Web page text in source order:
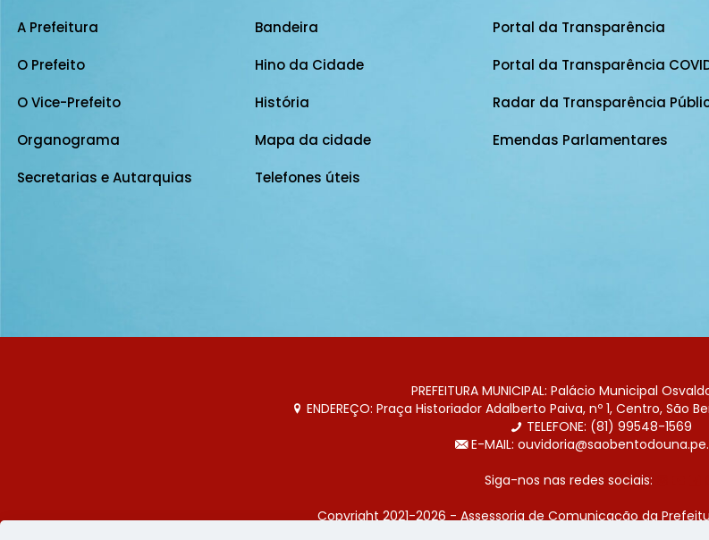
A Prefeitura
O Prefeito
O Vice-Prefeito
Organograma
Secretarias e Autarquias
Bandeira
Hino da Cidade
História
Mapa da cidade
Telefones úteis
Portal da Transparência
Portal da Transparência
Radar da Transparência
Emendas Parlamentares
PREFEITURA MUNICIPAL: Palácio Municipal
ENDEREÇO: Praça Historiador Adalberto Paiva, nº 1, Centro, São
TELEFONE: (81) 99548-1569
E-MAIL:
Siga-nos nas redes sociais:
Copyright 2021-2026 - Assessoria de Comunicação da